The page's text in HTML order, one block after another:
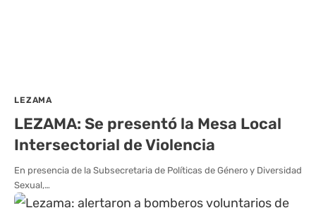
LEZAMA
LEZAMA: Se presentó la Mesa Local
Intersectorial de Violencia
En presencia de la Subsecretaria de Políticas de Género y Diversidad
Sexual,…